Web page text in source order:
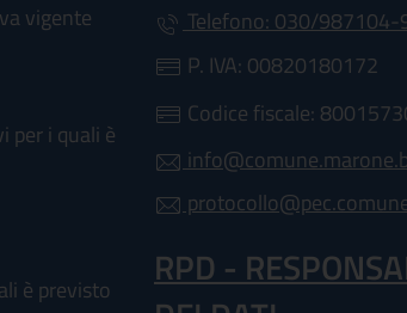
vigente
per i quali è
è previsto
Telefono: 030/
P. IVA: 00820180172
Codice fiscale:
RPD -